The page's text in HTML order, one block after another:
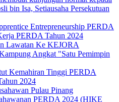
bin Isa, Setiausaha Persekutuan
Entrepreneurship PERDA
PERDA Tahun 2024
Lawatan Ke KEJORA
Angkat "Satu Pemimpin
Kemahiran Tinggi PERDA
2024
Pulau Pinang
PERDA 2024 (HIKE